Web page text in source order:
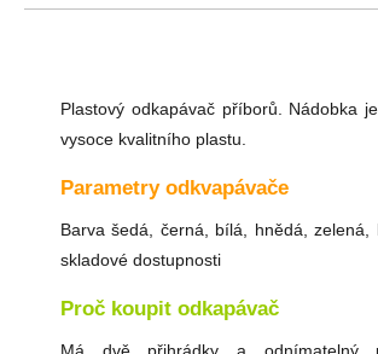
Plastový odkapávač příborů. Nádobka
vysoce kvalitního plastu.
Parametry odkvapávače
Barva šedá, černá, bílá, hnědá, zelená,
skladové dostupnosti
Proč koupit odkapávač